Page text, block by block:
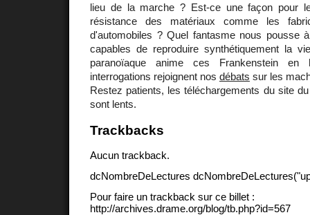
lieu de la marche ? Est-ce une façon pour
résistance des matériaux comme les
d'automobiles ? Quel fantasme nous pousse
capables de reproduire synthétiquement la
paranoïaque anime ces Frankenstein
interrogations rejoignent nos débats sur les
Restez patients, les téléchargements du site
sont lents.
Trackbacks
Aucun trackback.
dcNombreDeLectures
Pour faire un trackback sur ce billet :
http://archives.drame.org/blog/tb.php?id=567